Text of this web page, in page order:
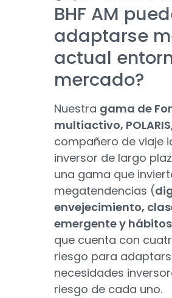
BHF AM
adaptarse
actual
mercado?
Nuestra gama de
multiactivo, POLARIS
compañero de viaje
inversor de largo
una gama que
megatendencias (
envejecimiento,
emergente y
que cuenta con
riesgo para
necesidades
riesgo de cada uno.